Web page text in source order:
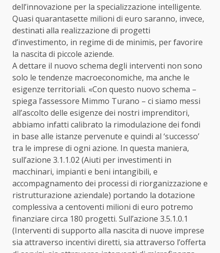
dell’innovazione per la specializzazione intelligente.
Quasi quarantasette milioni di euro saranno, invece,
destinati alla realizzazione di progetti
d’investimento, in regime di de minimis, per favorire
la nascita di piccole aziende.
A dettare il nuovo schema degli interventi non sono
solo le tendenze macroeconomiche, ma anche le
esigenze territoriali. «Con questo nuovo schema –
spiega l’assessore Mimmo Turano – ci siamo messi
all’ascolto delle esigenze dei nostri imprenditori,
abbiamo infatti calibrato la rimodulazione dei fondi
in base alle istanze pervenute e quindi al ‘successo’
tra le imprese di ogni azione. In questa maniera,
sull’azione 3.1.1.02 (Aiuti per investimenti in
macchinari, impianti e beni intangibili, e
accompagnamento dei processi di riorganizzazione e
ristrutturazione aziendale) portando la dotazione
complessiva a centoventi milioni di euro potremo
finanziare circa 180 progetti. Sull’azione 3.5.1.0.1
(Interventi di supporto alla nascita di nuove imprese
sia attraverso incentivi diretti, sia attraverso l’offerta